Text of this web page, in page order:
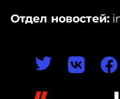
Отдел новостей: